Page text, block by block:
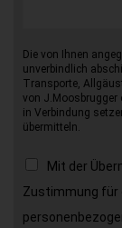
Die von Ihnen
unverbindlich
Transporte,
von J.Moosbrugger
in Verbindung
übermitteln.
Mit der
Zustimmung für